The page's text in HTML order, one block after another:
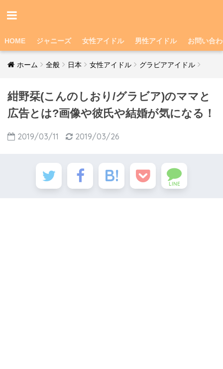
HOME ジャニーズ 女性アイドル 男性アイドル お問い合
ホーム 全般 日本 女性アイドル グラビアアイドル
紺野栞(こんのしおり/グラビア)のママと
広告とは?画像や彼氏や結婚が気になる！
2019/03/11 2019/03/26
LINE